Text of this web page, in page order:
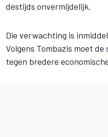
destijds onvermijdelijk.
Die verwachting is
Volgens Tombazis moet
tegen bredere